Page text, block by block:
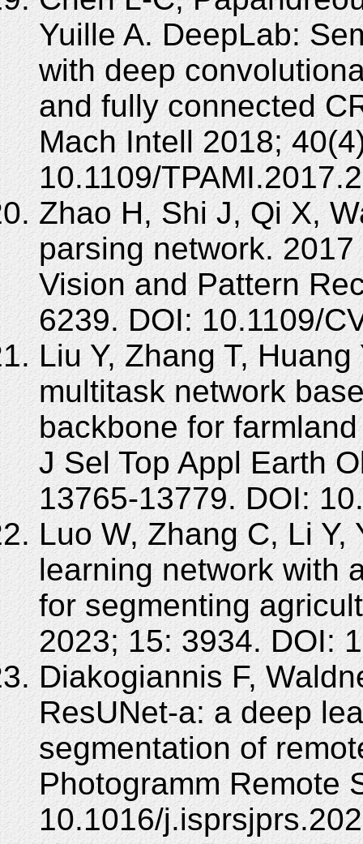
Yuille A. DeepLab:
with deep
and fully connected
Mach Intell 2018;
10.1109/
Zhao H, Shi J, Qi X,
parsing network.
Vision and Pattern
6239. DOI: 10.1109/
Liu Y, Zhang T,
multitask network
backbone for
J Sel Top Appl Earth
13765-13779. DOI:
Luo W, Zhang C, Li Y,
learning network with
for segmenting
2023; 15: 3934. DOI:
Diakogiannis F,
ResUNet-a: a deep
segmentation of
Photogramm Remote
10.1016/